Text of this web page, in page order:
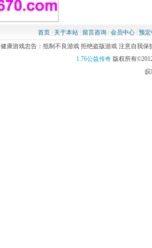
首页| 关于本站| 留言咨询 会员中心| 预
健康游戏忠告：抵制不良游戏 拒绝盗版游戏 注意自我保
1.76公益传奇版权所有
皖